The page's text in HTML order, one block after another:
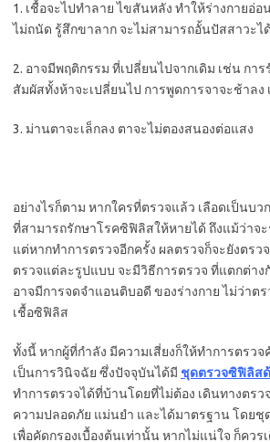
1. เชื้อจะไปทำลาย ไขสันหลัง ทำให้ร่างกายอ่อ
ไม่ถนัด รู้สึกขาลาก จะไม่สามารถอั้นปัสสาวะได้
2. อาจมีพฤติกรรม ที่เปลี่ยนไปจากเดิม เช่น กา
สัมผัสทั้งห้าจะเปลี่ยนไป การพูดการจาจะช้าลง
3. ม่านตาจะเล็กลง ตาจะไม่ตองสนองต่อแสง
อย่างไรก็ตาม หากใครที่ตรวจแล้ว เลือดเป็นบ
ที่สามารถรักษาโรคซิฟิลิสให้หายได้ ถึงแม้ว่าจ
แต่หากทำการตรวจอีกครั้ง ผลตรวจก็จะยังตรว
ตรวจแต่ละรูปแบบ จะมีวิธีการตรวจ ที่แตกต่าง
อาจมีการจดจำแอนติบอดี ของร่างกาย ไม่ว่าตร
เชื้อซิฟิลิส
ทั้งนี้ หากผู้ที่กำลัง มีความเสี่ยงก็ให้ทำการตรวจ
เป็นการวินิจฉัย ซึ่งปัจจุบันได้มี ชุดตรวจซิฟิลิส
ทำการตรวจได้ที่บ้านโดยที่ไม่ต้อง เดินทางตร
ความปลอดภัย แม่นยำ และได้มาตรฐาน โดยชุ
เพื่อคัดกรองเบื้องต้นเท่านั้น หากไม่แน่ใจ ก็ควร